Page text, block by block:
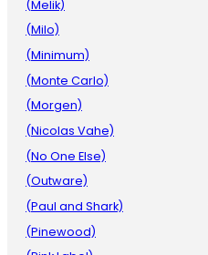
(Melik)
(Milo)
(Minimum)
(Monte Carlo)
(Morgen)
(Nicolas Vahe)
(No One Else)
(Outware)
(Paul and Shark)
(Pinewood)